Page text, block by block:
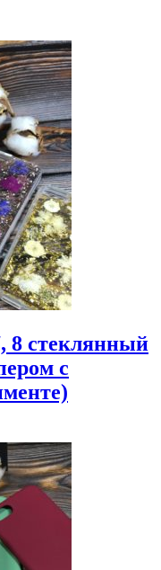
8 стеклянный
с